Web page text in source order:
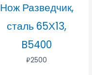
Нож Разведчик,
сталь 65Х13,
B5400
₽2500